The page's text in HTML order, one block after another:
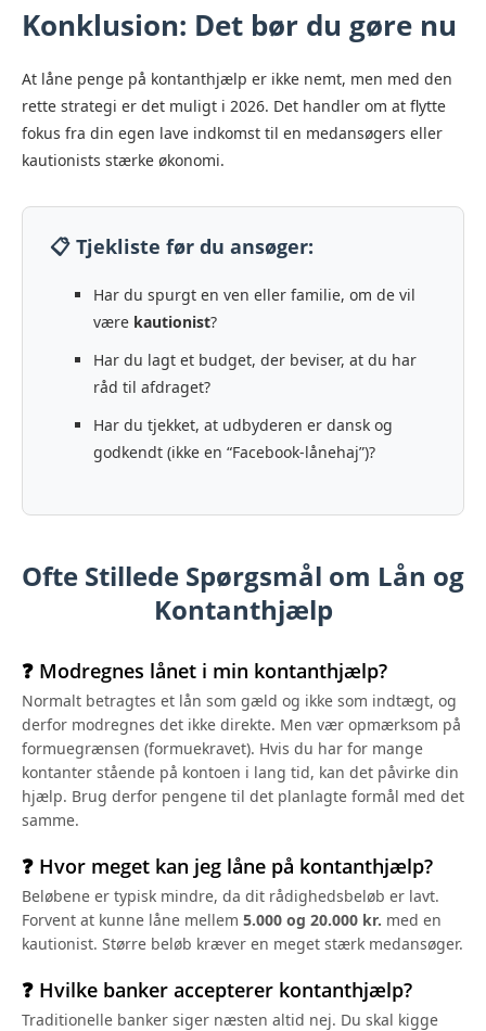
Konklusion: Det bør du gøre nu
At låne penge på kontanthjælp er ikke nemt, men med den
rette strategi er det muligt i 2026. Det handler om at flytte
fokus fra din egen lave indkomst til en medansøgers eller
kautionists stærke økonomi.
📋 Tjekliste før du ansøger:
Har du spurgt en ven eller familie, om de vil
være kautionist?
Har du lagt et budget, der beviser, at du har
råd til afdraget?
Har du tjekket, at udbyderen er dansk og
godkendt (ikke en “Facebook-lånehaj”)?
Ofte Stillede Spørgsmål om Lån og
Kontanthjælp
❓ Modregnes lånet i min kontanthjælp?
Normalt betragtes et lån som gæld og ikke som indtægt, og
derfor modregnes det ikke direkte. Men vær opmærksom på
formuegrænsen (formuekravet). Hvis du har for mange
kontanter stående på kontoen i lang tid, kan det påvirke din
hjælp. Brug derfor pengene til det planlagte formål med det
samme.
❓ Hvor meget kan jeg låne på kontanthjælp?
Beløbene er typisk mindre, da dit rådighedsbeløb er lavt.
Forvent at kunne låne mellem 5.000 og 20.000 kr. med en
kautionist. Større beløb kræver en meget stærk medansøger.
❓ Hvilke banker accepterer kontanthjælp?
Traditionelle banker siger næsten altid nej. Du skal kigge